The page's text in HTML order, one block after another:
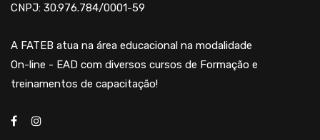
CNPJ: 30.976.784/0001-59
A FATEB atua na área educacional na modalidade
On-line - EAD com diversos cursos de Formação e
treinamentos de capacitação!